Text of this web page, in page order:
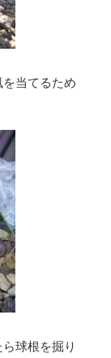
当てるため
球根を掘り